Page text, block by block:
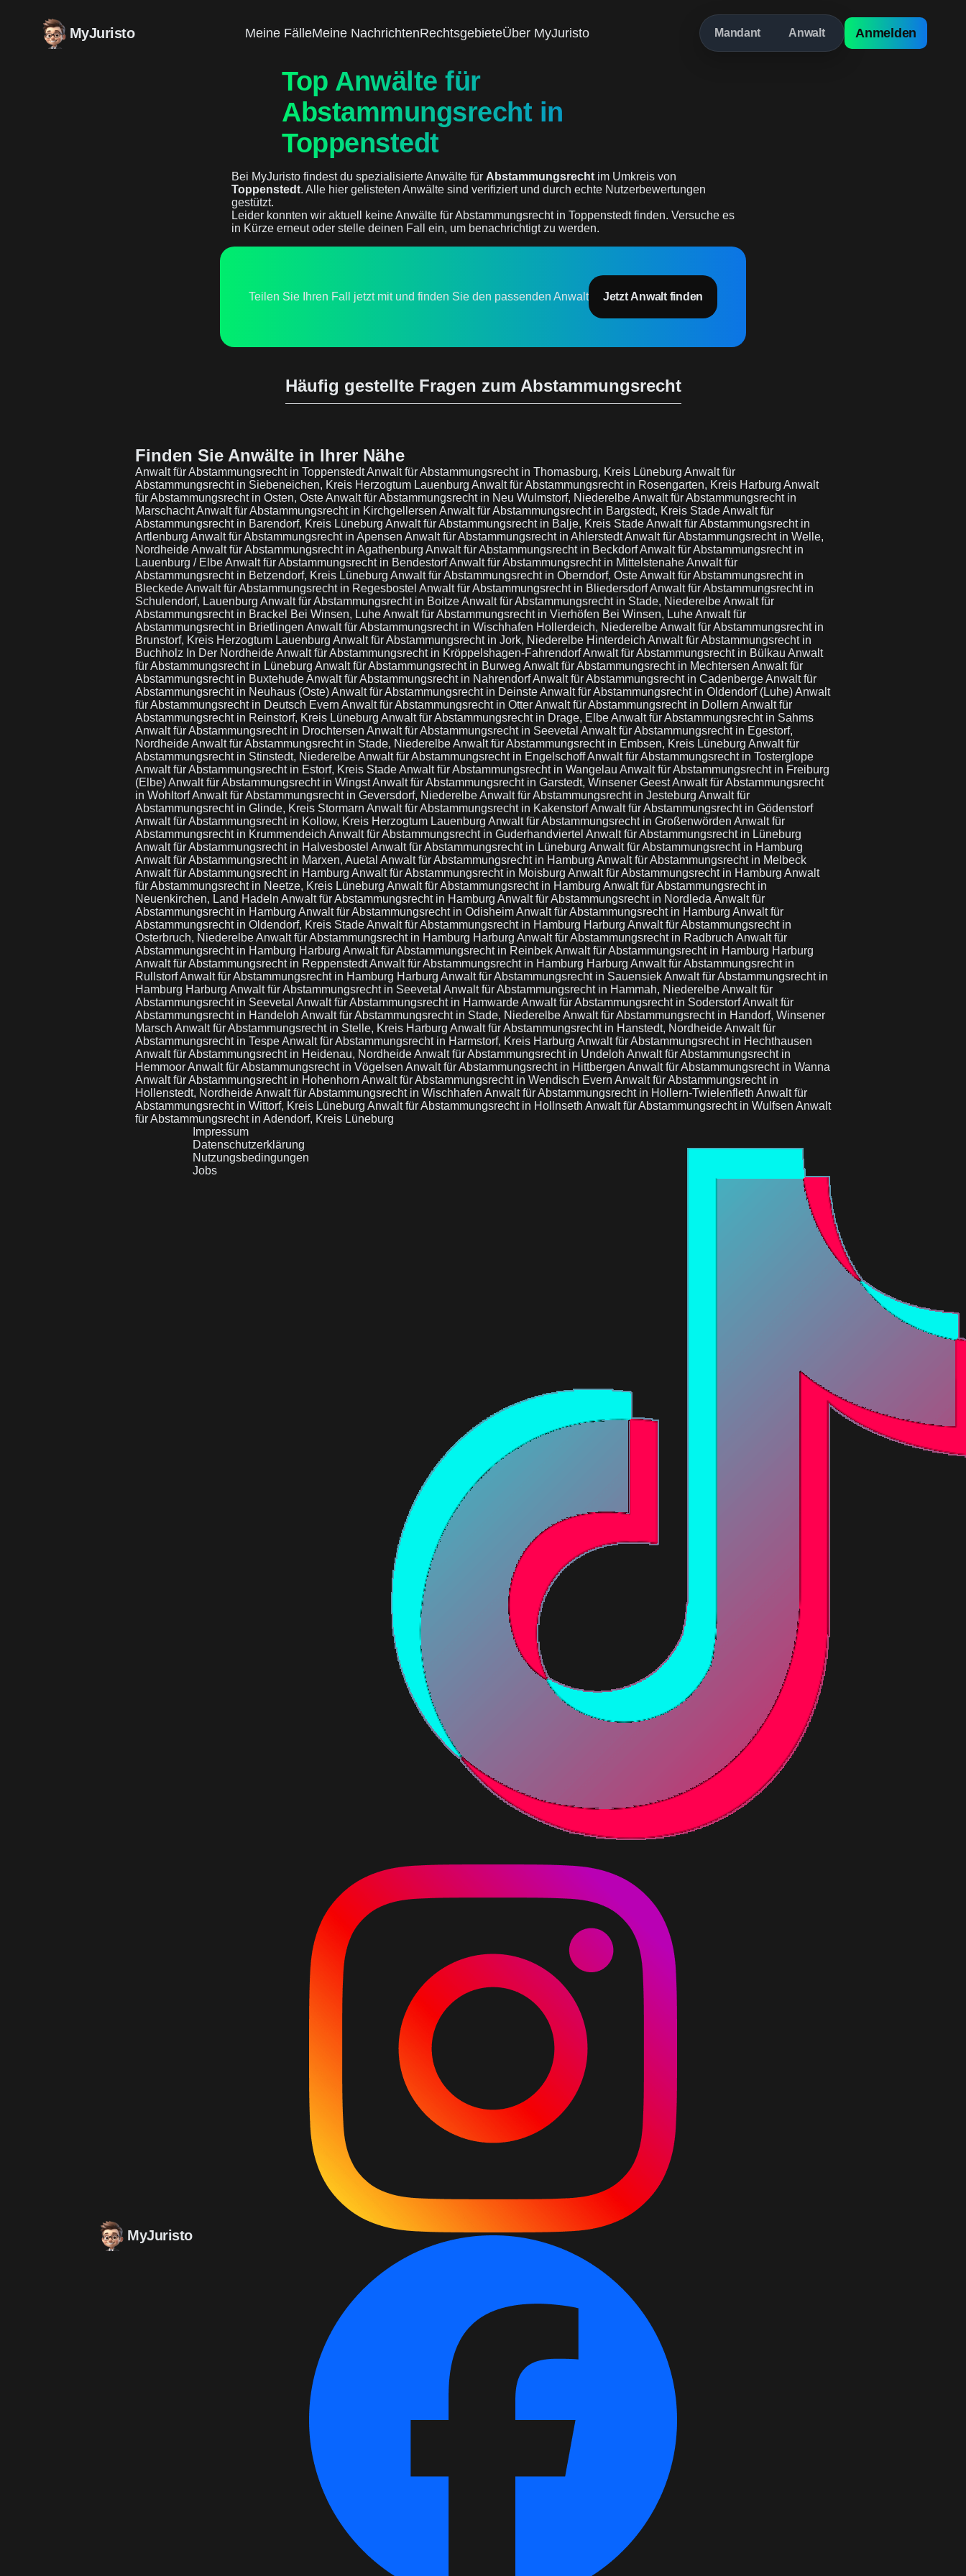
MyJuristo Meine FälleMeine NachrichtenRechtsgebieteÜber MyJuristo Mandant Anwalt Anmelden
Top Anwälte für
Abstammungsrecht in
Toppenstedt
Bei MyJuristo findest du spezialisierte Anwälte für Abstammungsrecht im Umkreis von
Toppenstedt. Alle hier gelisteten Anwälte sind verifiziert und durch echte Nutzerbewertungen
gestützt.
Leider konnten wir aktuell keine Anwälte für Abstammungsrecht in Toppenstedt finden. Versuche es
in Kürze erneut oder stelle deinen Fall ein, um benachrichtigt zu werden.
Teilen Sie Ihren Fall jetzt mit und finden Sie den passenden Anwalt Jetzt Anwalt finden
Häufig gestellte Fragen zum Abstammungsrecht
Finden Sie Anwälte in Ihrer Nähe
Anwalt für Abstammungsrecht in ToppenstedtAnwalt für Abstammungsrecht in Thomasburg, Kreis Lüneburg Anwalt für
Abstammungsrecht in Siebeneichen, Kreis Herzogtum Lauenburg Anwalt für Abstammungsrecht in Rosengarten, Kreis Harburg Anwalt
für Abstammungsrecht in Osten, OsteAnwalt für Abstammungsrecht in Neu Wulmstorf, NiederelbeAnwalt für Abstammungsrecht in
MarschachtAnwalt für Abstammungsrecht in Kirchgellersen Anwalt für Abstammungsrecht in Bargstedt, Kreis StadeAnwalt für
Abstammungsrecht in Barendorf, Kreis Lüneburg Anwalt für Abstammungsrecht in Balje, Kreis StadeAnwalt für Abstammungsrecht in
Artlenburg Anwalt für Abstammungsrecht in Apensen Anwalt für Abstammungsrecht in AhlerstedtAnwalt für Abstammungsrecht in Welle,
NordheideAnwalt für Abstammungsrecht in Agathenburg Anwalt für Abstammungsrecht in BeckdorfAnwalt für Abstammungsrecht in
Lauenburg / ElbeAnwalt für Abstammungsrecht in BendestorfAnwalt für Abstammungsrecht in MittelstenaheAnwalt für
Abstammungsrecht in Betzendorf, Kreis Lüneburg Anwalt für Abstammungsrecht in Oberndorf, OsteAnwalt für Abstammungsrecht in
BleckedeAnwalt für Abstammungsrecht in Regesbostel Anwalt für Abstammungsrecht in BliedersdorfAnwalt für Abstammungsrecht in
Schulendorf, Lauenburg Anwalt für Abstammungsrecht in BoitzeAnwalt für Abstammungsrecht in Stade, NiederelbeAnwalt für
Abstammungsrecht in Brackel Bei Winsen, LuheAnwalt für Abstammungsrecht in Vierhöfen Bei Winsen, LuheAnwalt für
Abstammungsrecht in Brietlingen Anwalt für Abstammungsrecht in Wischhafen Hollerdeich, NiederelbeAnwalt für Abstammungsrecht in
Brunstorf, Kreis Herzogtum Lauenburg Anwalt für Abstammungsrecht in Jork, Niederelbe Hinterdeich Anwalt für Abstammungsrecht in
Buchholz In Der NordheideAnwalt für Abstammungsrecht in Kröppelshagen-FahrendorfAnwalt für Abstammungsrecht in Bülkau Anwalt
für Abstammungsrecht in Lüneburg Anwalt für Abstammungsrecht in Burweg Anwalt für Abstammungsrecht in Mechtersen Anwalt für
Abstammungsrecht in BuxtehudeAnwalt für Abstammungsrecht in NahrendorfAnwalt für Abstammungsrecht in CadenbergeAnwalt für
Abstammungsrecht in Neuhaus (Oste)Anwalt für Abstammungsrecht in DeinsteAnwalt für Abstammungsrecht in Oldendorf (Luhe)Anwalt
für Abstammungsrecht in Deutsch Evern Anwalt für Abstammungsrecht in OtterAnwalt für Abstammungsrecht in Dollern Anwalt für
Abstammungsrecht in Reinstorf, Kreis Lüneburg Anwalt für Abstammungsrecht in Drage, ElbeAnwalt für Abstammungsrecht in Sahms
Anwalt für Abstammungsrecht in Drochtersen Anwalt für Abstammungsrecht in Seevetal Anwalt für Abstammungsrecht in Egestorf,
NordheideAnwalt für Abstammungsrecht in Stade, NiederelbeAnwalt für Abstammungsrecht in Embsen, Kreis Lüneburg Anwalt für
Abstammungsrecht in Stinstedt, NiederelbeAnwalt für Abstammungsrecht in EngelschoffAnwalt für Abstammungsrecht in Tosterglope
Anwalt für Abstammungsrecht in Estorf, Kreis StadeAnwalt für Abstammungsrecht in Wangelau Anwalt für Abstammungsrecht in Freiburg
(Elbe)Anwalt für Abstammungsrecht in WingstAnwalt für Abstammungsrecht in Garstedt, Winsener GeestAnwalt für Abstammungsrecht
in WohltorfAnwalt für Abstammungsrecht in Geversdorf, NiederelbeAnwalt für Abstammungsrecht in Jesteburg Anwalt für
Abstammungsrecht in Glinde, Kreis Stormarn Anwalt für Abstammungsrecht in KakenstorfAnwalt für Abstammungsrecht in Gödenstorf
Anwalt für Abstammungsrecht in Kollow, Kreis Herzogtum Lauenburg Anwalt für Abstammungsrecht in Großenwörden Anwalt für
Abstammungsrecht in Krummendeich Anwalt für Abstammungsrecht in Guderhandviertel Anwalt für Abstammungsrecht in Lüneburg
Anwalt für Abstammungsrecht in Halvesbostel Anwalt für Abstammungsrecht in Lüneburg Anwalt für Abstammungsrecht in Hamburg
Anwalt für Abstammungsrecht in Marxen, Auetal Anwalt für Abstammungsrecht in Hamburg Anwalt für Abstammungsrecht in Melbeck
Anwalt für Abstammungsrecht in Hamburg Anwalt für Abstammungsrecht in Moisburg Anwalt für Abstammungsrecht in Hamburg Anwalt
für Abstammungsrecht in Neetze, Kreis Lüneburg Anwalt für Abstammungsrecht in Hamburg Anwalt für Abstammungsrecht in
Neuenkirchen, Land Hadeln Anwalt für Abstammungsrecht in Hamburg Anwalt für Abstammungsrecht in Nordleda Anwalt für
Abstammungsrecht in Hamburg Anwalt für Abstammungsrecht in OdisheimAnwalt für Abstammungsrecht in Hamburg Anwalt für
Abstammungsrecht in Oldendorf, Kreis StadeAnwalt für Abstammungsrecht in Hamburg Harburg Anwalt für Abstammungsrecht in
Osterbruch, NiederelbeAnwalt für Abstammungsrecht in Hamburg Harburg Anwalt für Abstammungsrecht in Radbruch Anwalt für
Abstammungsrecht in Hamburg Harburg Anwalt für Abstammungsrecht in ReinbekAnwalt für Abstammungsrecht in Hamburg Harburg
Anwalt für Abstammungsrecht in ReppenstedtAnwalt für Abstammungsrecht in Hamburg Harburg Anwalt für Abstammungsrecht in
RullstorfAnwalt für Abstammungsrecht in Hamburg Harburg Anwalt für Abstammungsrecht in SauensiekAnwalt für Abstammungsrecht in
Hamburg Harburg Anwalt für Abstammungsrecht in Seevetal Anwalt für Abstammungsrecht in Hammah, NiederelbeAnwalt für
Abstammungsrecht in Seevetal Anwalt für Abstammungsrecht in HamwardeAnwalt für Abstammungsrecht in SoderstorfAnwalt für
Abstammungsrecht in Handeloh Anwalt für Abstammungsrecht in Stade, NiederelbeAnwalt für Abstammungsrecht in Handorf, Winsener
Marsch Anwalt für Abstammungsrecht in Stelle, Kreis Harburg Anwalt für Abstammungsrecht in Hanstedt, NordheideAnwalt für
Abstammungsrecht in TespeAnwalt für Abstammungsrecht in Harmstorf, Kreis Harburg Anwalt für Abstammungsrecht in Hechthausen
Anwalt für Abstammungsrecht in Heidenau, NordheideAnwalt für Abstammungsrecht in Undeloh Anwalt für Abstammungsrecht in
HemmoorAnwalt für Abstammungsrecht in Vögelsen Anwalt für Abstammungsrecht in Hittbergen Anwalt für Abstammungsrecht in Wanna
Anwalt für Abstammungsrecht in Hohenhorn Anwalt für Abstammungsrecht in Wendisch Evern Anwalt für Abstammungsrecht in
Hollenstedt, NordheideAnwalt für Abstammungsrecht in Wischhafen Anwalt für Abstammungsrecht in Hollern-Twielenfleth Anwalt für
Abstammungsrecht in Wittorf, Kreis Lüneburg Anwalt für Abstammungsrecht in Hollnseth Anwalt für Abstammungsrecht in Wulfsen Anwalt
für Abstammungsrecht in Adendorf, Kreis Lüneburg
MyJuristo
Impressum
Datenschutzerklärung
Nutzungsbedingungen
Jobs